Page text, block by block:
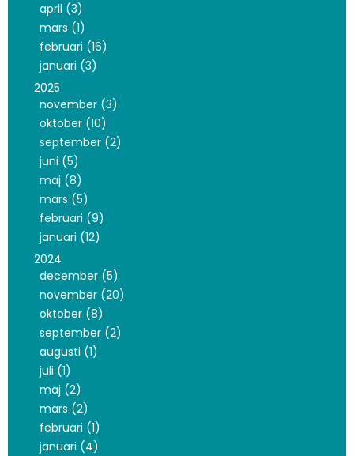
april (3)
mars (1)
februari (16)
januari (3)
2025
november (3)
oktober (10)
september (2)
juni (5)
maj (8)
mars (5)
februari (9)
januari (12)
2024
december (5)
november (20)
oktober (8)
september (2)
augusti (1)
juli (1)
maj (2)
mars (2)
februari (1)
januari (4)